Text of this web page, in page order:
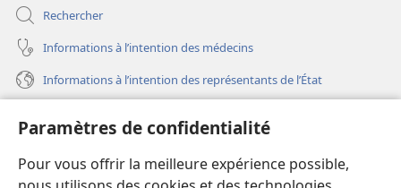
Paramètres de confidentialité
Pour vous offrir la meilleure expérience possible,
Rechercher
Informations à l’intention des médecins
Informations à l’intention des représentants de l’État
(ouvre
une